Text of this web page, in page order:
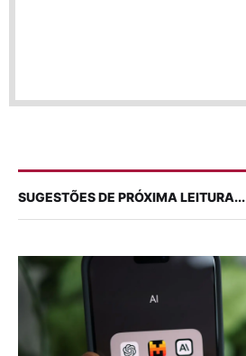
SUGESTÕES DE PRÓXIMA LEITURA...